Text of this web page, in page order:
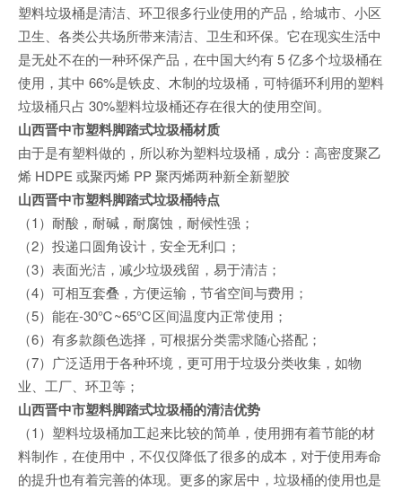
塑料垃圾桶是清洁、环卫很多行业使用的产品，给城市、小区
卫生、各类公共场所带来清洁、卫生和环保。它在现实生活中
是无处不在的一种环保产品，在中国大约有 5 亿多个垃圾桶在
使用，其中 66%是铁皮、木制的垃圾桶，可特循环利用的塑料
垃圾桶只占 30%塑料垃圾桶还存在很大的使用空间。
山西晋中市塑料脚踏式垃圾桶材质
由于是有塑料做的，所以称为塑料垃圾桶，成分：高密度聚乙
烯 HDPE 或聚丙烯 PP 聚丙烯两种新全新塑胶
山西晋中市塑料脚踏式垃圾桶特点
（1）耐酸，耐碱，耐腐蚀，耐候性强；
（2）投递口圆角设计，安全无利口；
（3）表面光洁，减少垃圾残留，易于清洁；
（4）可相互套叠，方便运输，节省空间与费用；
（5）能在-30℃~65℃区间温度内正常使用；
（6）有多款颜色选择，可根据分类需求随心搭配；
（7）广泛适用于各种环境，更可用于垃圾分类收集，如物
业、工厂、环卫等；
山西晋中市塑料脚踏式垃圾桶的清洁优势
（1）塑料垃圾桶加工起来比较的简单，使用拥有着节能的材
料制作，在使用中，不仅仅降低了很多的成本，对于使用寿命
的提升也有着完善的体现。更多的家居中，垃圾桶的使用也是